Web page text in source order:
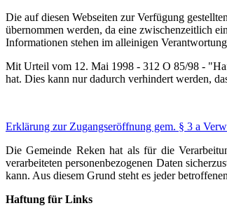
Die auf diesen Webseiten zur Verfügung
übernommen werden, da eine zwischenzeitlich
Informationen stehen im alleinigen
Mit Urteil vom 12. Mai 1998 - 312 O 85/98 -
hat. Dies kann nur dadurch verhindert werden,
Erklärung zur Zugangseröffnung gem. § 3 a
Die Gemeinde Reken hat als für die
verarbeiteten personenbezogenen Daten
kann. Aus diesem Grund steht es jeder
Haftung für Links